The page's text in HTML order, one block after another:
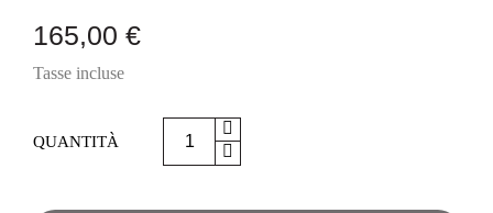
165,00 €
Tasse incluse
QUANTITÀ